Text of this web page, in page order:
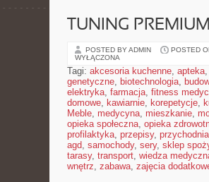
TUNING PREMIUM
POSTED BY ADMIN POSTED
WYŁĄCZONA
Tagi: akcesoria kuchenne, apteka,
genetyczne, biotechnologia,
elektryka, farmacja, fitness
domowe, kawiarnie, korepetycje,
Meble, medycyna, mieszkanie,
opieka społeczna, opieka
profilaktyka, przepisy, przychodnia
agd, samochody, sery, sklep
tarasy, transport, wiedza
wnętrz, zabawa, zajęcia